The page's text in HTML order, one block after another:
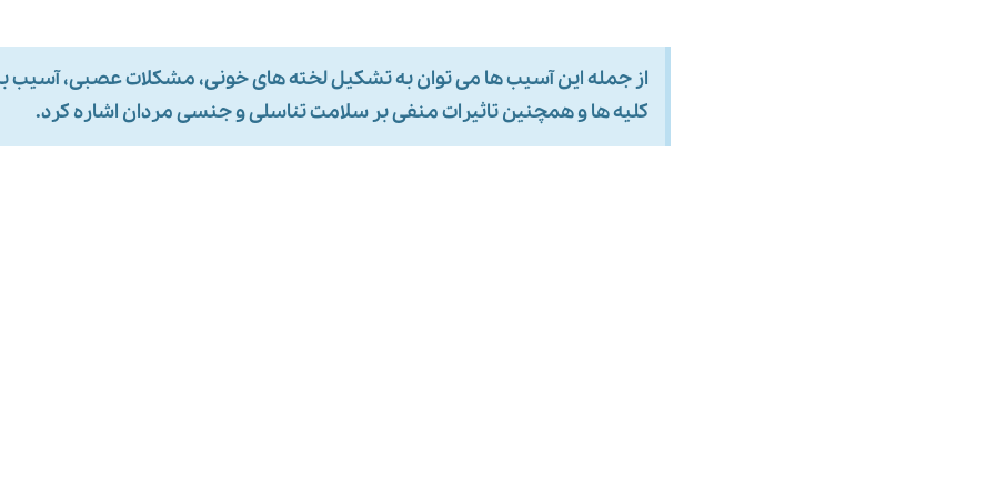
از جمله این آسیب ها می توان به تشکیل لخته های خونی، مشکلات عصبی، آسیب
کلیه ها و همچنین تاثیرات منفی بر سلامت تناسلی و جنسی مردان اشاره کرد.